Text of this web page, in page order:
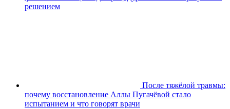
решением
После тяжёлой травмы:
почему восстановление Аллы Пугачёвой стало
испытанием и что говорят врачи